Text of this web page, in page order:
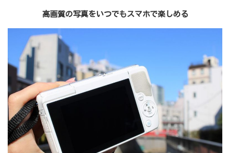
高画質の写真をいつでもスマホで楽しめる